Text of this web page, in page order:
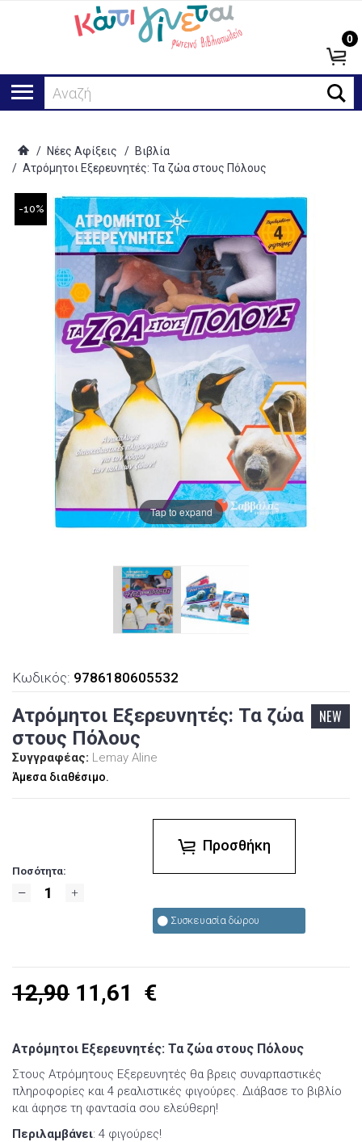
Αναζήτηση.
0
/ Νέες Αφίξεις / Βιβλία
/ Ατρόμητοι Εξερευνητές: Τα ζώα στους Πόλους
-10%
Tap to expand
Κωδικός: 9786180605532
Ατρόμητοι Εξερευνητές: Τα ζώα
στους Πόλους
NEW
Συγγραφέας: Lemay Aline
Άμεσα διαθέσιμο.
Ποσότητα:
Προσθήκη
Συσκευασία δώρου
12,90 11,61 €
Ατρόμητοι Εξερευνητές: Τα ζώα στους Πόλους
Στους Ατρόμητους Εξερευνητές θα βρεις συναρπαστικές
πληροφορίες και 4 ρεαλιστικές φιγούρες. Διάβασε το βιβλίο
και άφησε τη φαντασία σου ελεύθερη!
Περιλαμβάνει: 4 φιγούρες!